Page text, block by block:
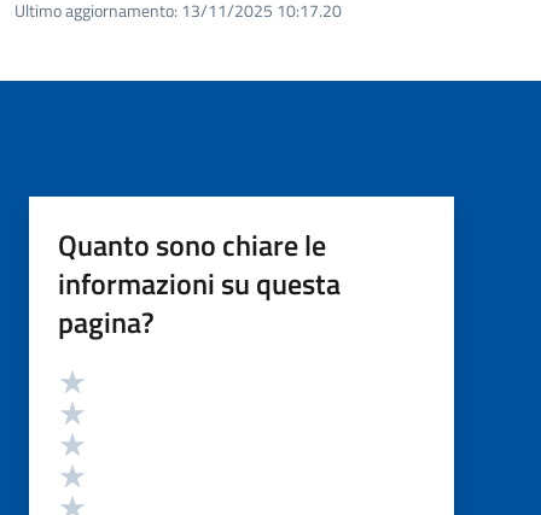
Ultimo aggiornamento: 13/11/2025 10:17.20
Quanto sono chiare le
informazioni su questa
pagina?
Valutazione